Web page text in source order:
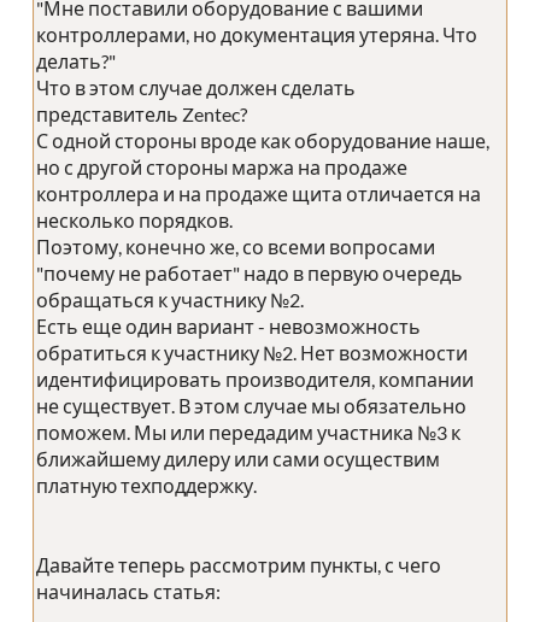
"Мне поставили оборудование с вашими
контроллерами, но документация утеряна. Что
делать?"
Что в этом случае должен сделать
представитель Zentec?
С одной стороны вроде как оборудование наше,
но с другой стороны маржа на продаже
контроллера и на продаже щита отличается на
несколько порядков.
Поэтому, конечно же, со всеми вопросами
"почему не работает" надо в первую очередь
обращаться к участнику №2.
Есть еще один вариант - невозможность
обратиться к участнику №2. Нет возможности
идентифицировать производителя, компании
не существует. В этом случае мы обязательно
поможем. Мы или передадим участника №3 к
ближайшему дилеру или сами осуществим
платную техподдержку.
Давайте теперь рассмотрим пункты, с чего
начиналась статья: